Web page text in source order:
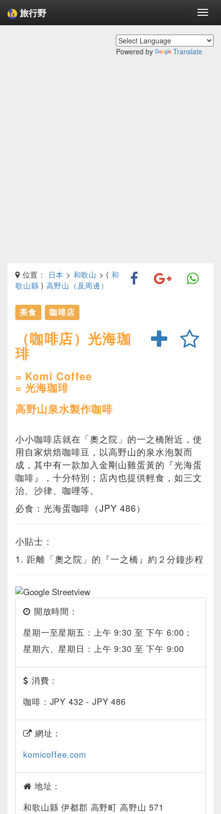
旅行野
Powered by Translate
位置： 日本 > 和歌山 > ( 和
歌山縣 ) 高野山（及周邊）
美食 咖啡店
（咖啡店）光海珈
琲
= Komi Coffee
= 光海珈琲
高野山泉水製作咖啡
小小咖啡店就在「奧之院」的一之橋附近，使
用自家烘焙咖啡豆，以高野山的泉水泡製而
成，其中有一款加入金剛山雞蛋黃的『光海蛋
咖啡』，十分特別；店內也提供輕食，如三文
治、沙律、咖哩等。
必食：光海蛋咖啡（JPY 486）
小貼士：
1. 距離「奧之院」的『一之橋』約２分鐘步程
開放時間：
星期一至星期五：上午 9:30 至 下午 6:00；
星期六、星期日：上午 9:30 至 下午 9:00
消費：
咖啡：JPY 432 - JPY 486
網址：
komicoffee.com
地址：
和歌山縣 伊都郡 高野町 高野山 571